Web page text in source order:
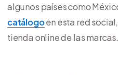
algunos países como
catálogoen esta red
tienda online de las marcas.